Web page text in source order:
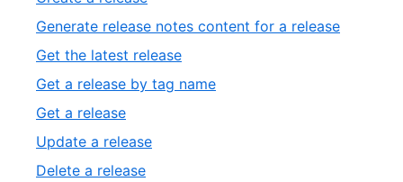
Generate release notes content for a release
Get the latest release
Get a release by tag name
Get a release
Update a release
Delete a release